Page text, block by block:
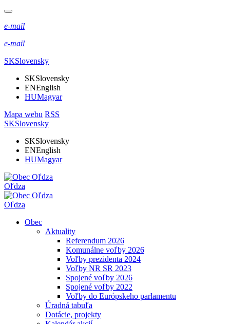
e-mail
e-mail
SKSlovensky
SKSlovensky
ENEnglish
HUMagyar
Mapa webu RSS
SKSlovensky
SKSlovensky
ENEnglish
HUMagyar
Oľdza
Oľdza
Obec
Aktuality
Referendum 2026
Komunálne voľby 2026
Voľby prezidenta 2024
Voľby NR SR 2023
Spojené voľby 2026
Spojené voľby 2022
Voľby do Európskeho parlamentu
Úradná tabuľa
Dotácie, projekty